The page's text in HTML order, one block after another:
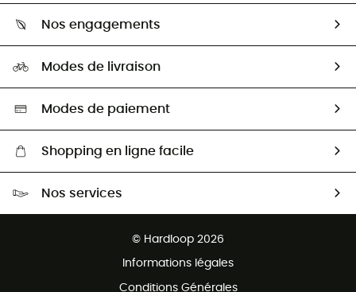
Guide des tailles
Seconde Main
Aide & Contact
HardGuides
Nos engagements
Sélection éco-responsable
Modes de livraison
Modes de paiement
Shopping en ligne facile
Nos services
© Hardloop 2026
Informations légales
Conditions Générales